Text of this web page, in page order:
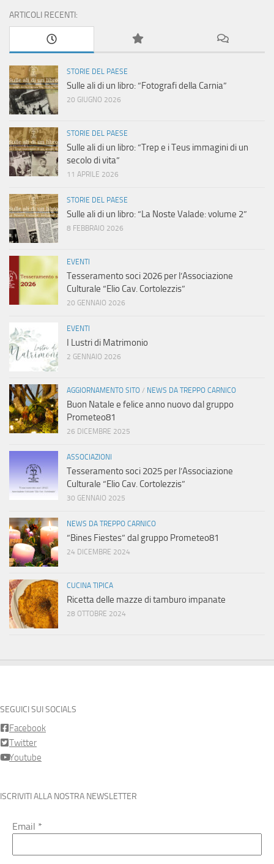
ARTICOLI RECENTI:
STORIE DEL PAESE
Sulle ali di un libro: “Fotografi della Carnia”
20 GIUGNO 2026
STORIE DEL PAESE
Sulle ali di un libro: “Trep e i Teus immagini di un
secolo di vita”
11 APRILE 2026
STORIE DEL PAESE
Sulle ali di un libro: “La Noste Valade: volume 2”
8 FEBBRAIO 2026
EVENTI
Tesseramento soci 2026 per l’Associazione
Culturale “Elio Cav. Cortolezzis”
20 GENNAIO 2026
EVENTI
I Lustri di Matrimonio
2 GENNAIO 2026
AGGIORNAMENTO SITO / NEWS DA TREPPO CARNICO
Buon Natale e felice anno nuovo dal gruppo
Prometeo81
26 DICEMBRE 2025
ASSOCIAZIONI
Tesseramento soci 2025 per l’Associazione
Culturale “Elio Cav. Cortolezzis”
30 GENNAIO 2025
NEWS DA TREPPO CARNICO
“Bines Fiestes” dal gruppo Prometeo81
24 DICEMBRE 2024
CUCINA TIPICA
Ricetta delle mazze di tamburo impanate
28 OTTOBRE 2024
SEGUICI SUI SOCIALS
Facebook
Twitter
Youtube
ISCRIVITI ALLA NOSTRA NEWSLETTER
Email *